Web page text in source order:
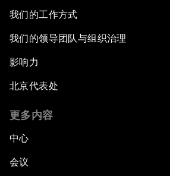
我们的工作方式
我们的领导团队与组织治理
影响力
北京代表处
更多内容
中心
会议